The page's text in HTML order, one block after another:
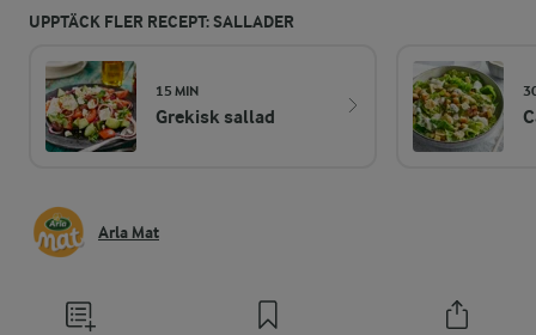
UPPTÄCK FLER RECEPT: SALLADER
15 MIN
Grekisk sallad
Arla Mat